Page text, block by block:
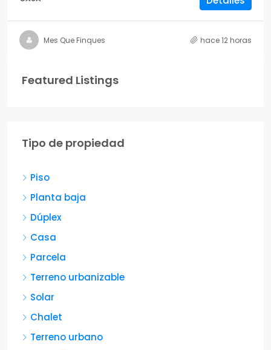
Mes Que Finques hace 12 horas
Featured Listings
Tipo de propiedad
Piso
Planta baja
Dúplex
Casa
Parcela
Terreno urbanizable
Solar
Chalet
Terreno urbano